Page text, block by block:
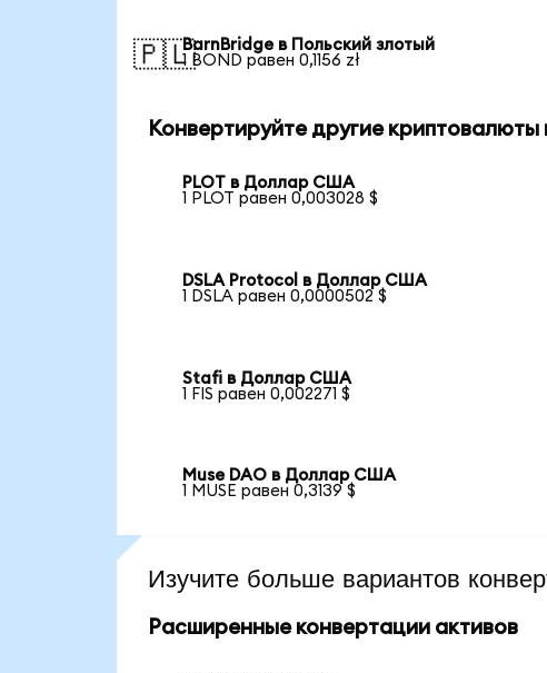
🇵🇱BarnBridge в Польский злотый
1 BOND равен 0,1156 zł
Конвертируйте другие криптовалюты
PLOT в Доллар США
1 PLOT равен 0,003028 $
DSLA Protocol в Доллар США
1 DSLA равен 0,0000502 $
Stafi в Доллар США
1 FIS равен 0,002271 $
Muse DAO в Доллар США
1 MUSE равен 0,3139 $
Изучите больше вариантов
Расширенные конвертации активов